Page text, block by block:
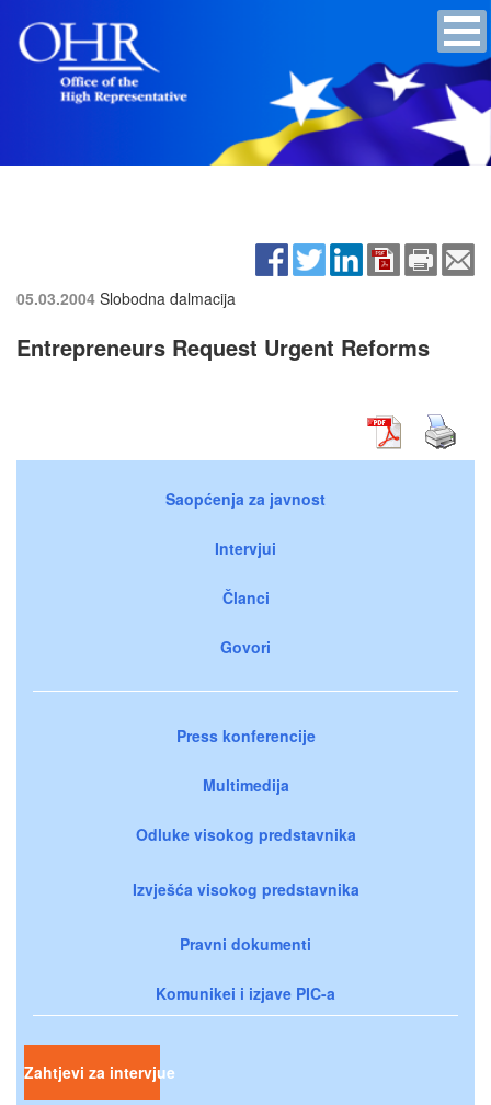
05.03.2004 Slobodna dalmacija
Entrepreneurs Request Urgent Reforms
Saopćenja za javnost
Intervjui
Članci
Govori
Press konferencije
Multimedija
Odluke visokog predstavnika
Izvješća visokog predstavnika
Pravni dokumenti
Komunikei i izjave PIC-a
Zahtjevi za intervjue